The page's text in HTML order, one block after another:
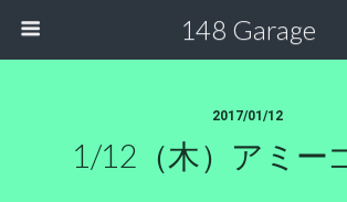
148 Garage
2017/01/12
1/12（木）アミー